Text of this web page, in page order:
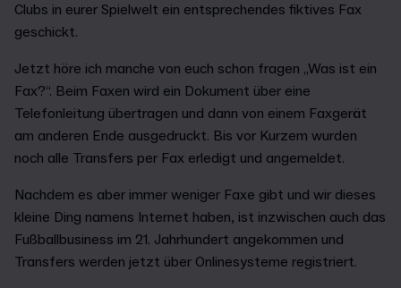
Clubs in eurer Spielwelt ein entsprechendes fiktives Fax
geschickt.
Jetzt höre ich manche von euch schon fragen „Was ist ein
Fax?“. Beim Faxen wird ein Dokument über eine
Telefonleitung übertragen und dann von einem Faxgerät
am anderen Ende ausgedruckt. Bis vor Kurzem wurden
noch alle Transfers per Fax erledigt und angemeldet.
Nachdem es aber immer weniger Faxe gibt und wir dieses
kleine Ding namens Internet haben, ist inzwischen auch das
Fußballbusiness im 21. Jahrhundert angekommen und
Transfers werden jetzt über Onlinesysteme registriert.